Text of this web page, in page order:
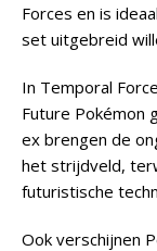
Forces en is
set uitgebreid
In Temporal
Future Pokémon
ex brengen de
het strijdveld,
futuristische
Ook verschijnen